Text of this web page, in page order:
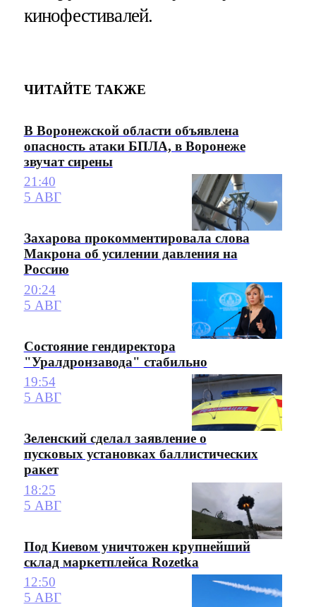
кинофестивалей.
ЧИТАЙТЕ ТАКЖЕ
В Воронежской области объявлена
опасность атаки БПЛА, в Воронеже
звучат сирены
21:40
5 АВГ
Захарова прокомментировала слова
Макрона об усилении давления на
Россию
20:24
5 АВГ
Состояние гендиректора
"Уралдронзавода" стабильно
19:54
5 АВГ
Зеленский сделал заявление о
пусковых установках баллистических
ракет
18:25
5 АВГ
Под Киевом уничтожен крупнейший
склад маркетплейса Rozetka
12:50
5 АВГ